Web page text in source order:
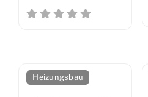
Heizungsbau